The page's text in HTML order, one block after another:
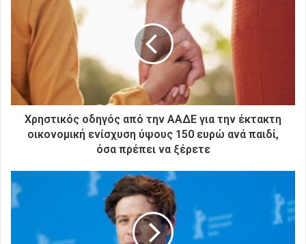
κ
τ
σ
Χρηστικός οδηγός από την ΑΑΔΕ για την έκτακτη
οικονομική ενίσχυση ύψους 150 ευρώ ανά παιδί,
όσα πρέπει να ξέρετε